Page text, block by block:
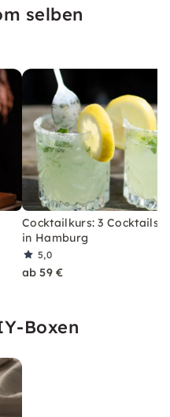
nicht vergessen
selben
Cocktailkurs: 3 Cocktails
in Hamburg
5,0
ab 59 €
Boxen